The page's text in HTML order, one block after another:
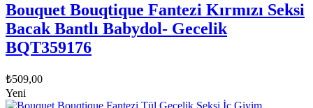
Bouquet Bouqtique Fantezi Kırmızı Seksi
Bacak Bantlı Babydol- Gecelik
BQT359176
₺509,00
Yeni